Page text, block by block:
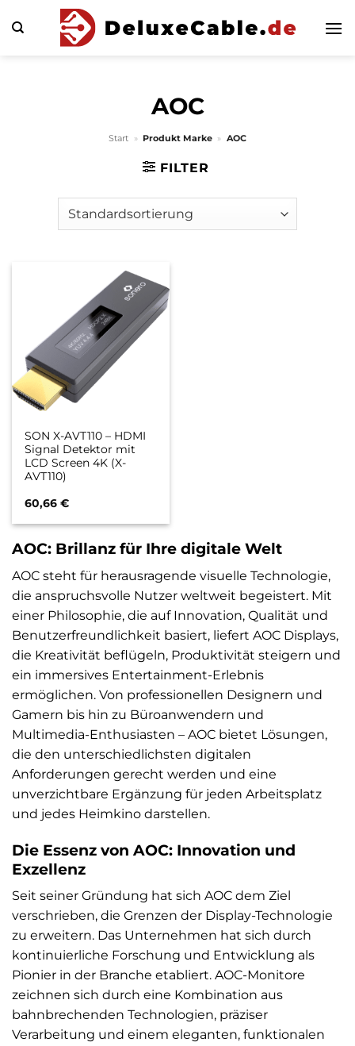
Inhalt
AOC
Start » Produkt Marke » AOC
FILTER
SON X-AVT110 – HDMI
Signal Detektor mit
LCD Screen 4K (X-
AVT110)
60,66€
AOC: Brillanz für Ihre digitale Welt
AOC steht für herausragende visuelle Technologie,
die anspruchsvolle Nutzer weltweit begeistert. Mit
einer Philosophie, die auf Innovation, Qualität und
Benutzerfreundlichkeit basiert, liefert AOC Displays,
die Kreativität beflügeln, Produktivität steigern und
ein immersives Entertainment-Erlebnis
ermöglichen. Von professionellen Designern und
Gamern bis hin zu Büroanwendern und
Multimedia-Enthusiasten – AOC bietet Lösungen,
die den unterschiedlichsten digitalen
Anforderungen gerecht werden und eine
unverzichtbare Ergänzung für jeden Arbeitsplatz
und jedes Heimkino darstellen.
Die Essenz von AOC: Innovation und
Exzellenz
Seit seiner Gründung hat sich AOC dem Ziel
verschrieben, die Grenzen der Display-Technologie
zu erweitern. Das Unternehmen hat sich durch
kontinuierliche Forschung und Entwicklung als
Pionier in der Branche etabliert. AOC-Monitore
zeichnen sich durch eine Kombination aus
bahnbrechenden Technologien, präziser
Verarbeitung und einem eleganten, funktionalen